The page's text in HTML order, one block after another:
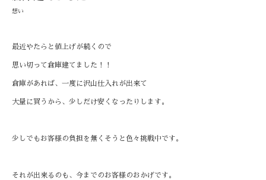
想い
最近やたらと値上げが続くので
思い切って倉庫建てました！！
倉庫があれば、一度に沢山仕入れが出来て
大量に買うから、少しだけ安くなったりします。
少しでもお客様の負担を無くそうと色々挑戦中です。
それが出来るのも、今までのお客様のおかげです。